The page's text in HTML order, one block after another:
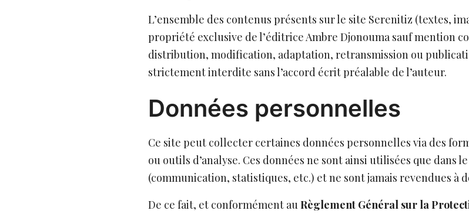
L’ensemble des contenus présents sur le site Serenitiz (textes,
propriété exclusive de l’éditrice Ambre Djonouma sauf mention
distribution, modification, adaptation, retransmission ou
strictement interdite sans l’accord écrit préalable de l’auteur.
Données personnelles
Ce site peut collecter certaines données personnelles via des
ou outils d’analyse. Ces données ne sont ainsi utilisées que dans
(communication, statistiques, etc.) et ne sont jamais revendues à
De ce fait, et conformément au Règlement Général sur la